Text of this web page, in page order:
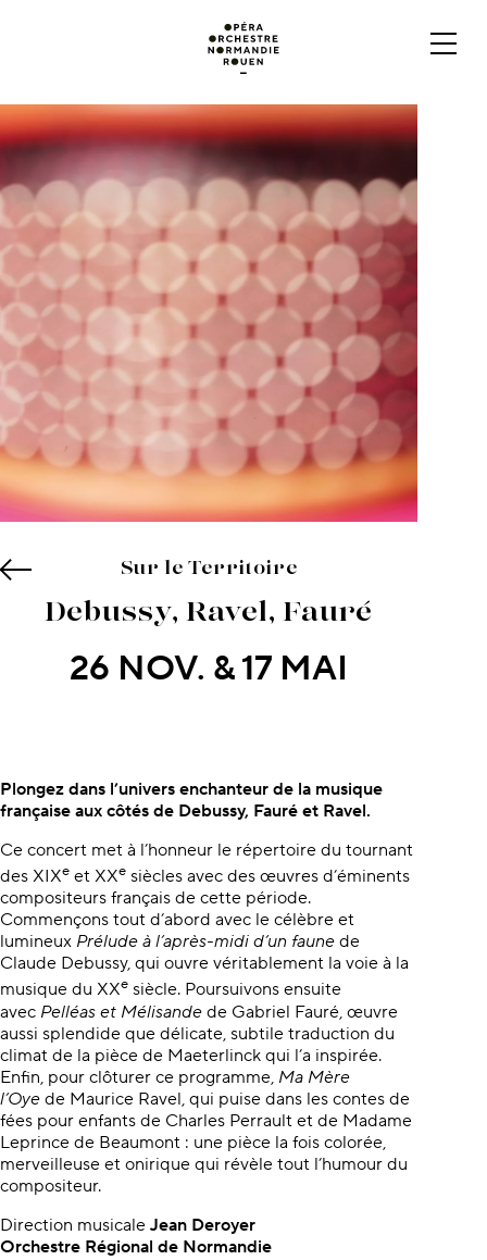
Sur le Territoire
Debussy, Ravel, Fauré
26 NOV. & 17 MAI
À propos du concert
Plongez dans l’univers enchanteur de la musique
française aux côtés de Debussy, Fauré et Ravel.
Ce concert met à l’honneur le répertoire du tournant
des XIXe et XXe siècles avec des œuvres d’éminents
compositeurs français de cette période.
Commençons tout d’abord avec le célèbre et
lumineux Prélude à l’après-midi d’un faune de
Claude Debussy, qui ouvre véritablement la voie à la
musique du XXe siècle. Poursuivons ensuite
avec Pelléas et Mélisande de Gabriel Fauré, œuvre
aussi splendide que délicate, subtile traduction du
climat de la pièce de Maeterlinck qui l’a inspirée.
Enfin, pour clôturer ce programme, Ma Mère
l’Oye de Maurice Ravel, qui puise dans les contes de
fées pour enfants de Charles Perrault et de Madame
Leprince de Beaumont : une pièce la fois colorée,
merveilleuse et onirique qui révèle tout l’humour du
compositeur.
Direction musicale Jean Deroyer
Orchestre Régional de Normandie